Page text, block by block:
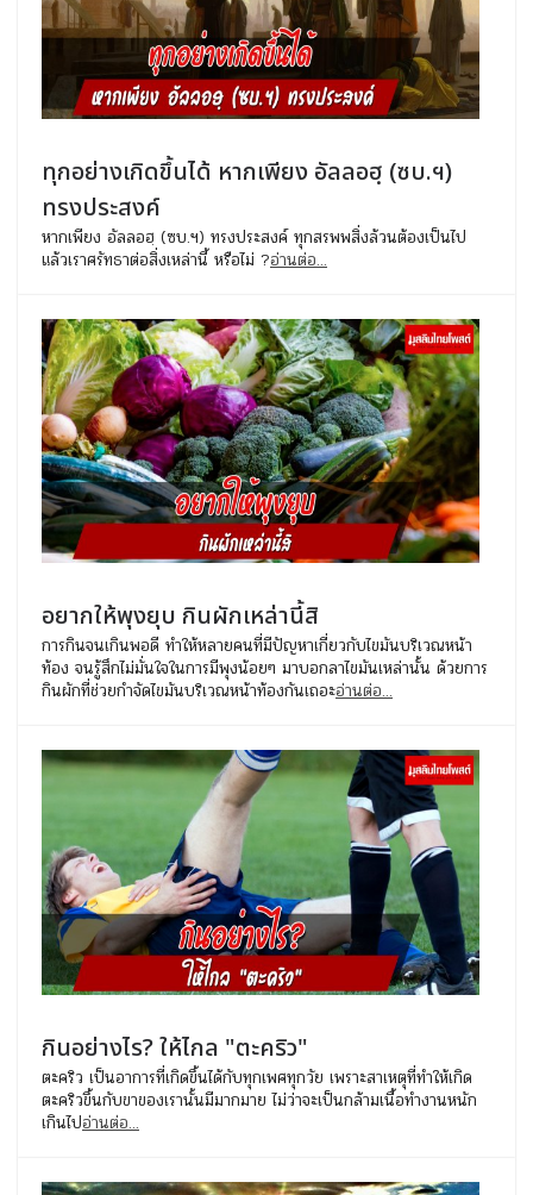
ทุกอย่างเกิดขึ้นได้ หากเพียง อัลลอฮฺ (ซบ.ฯ)
ทรงประสงค์
หากเพียง อัลลอฮฺ (ซบ.ฯ) ทรงประสงค์ ทุกสรพพสิ่งล้วนต้องเป็นไป
แล้วเราศรัทธาต่อสิ่งเหล่านี้ หรือไม่ ?อ่านต่อ...
อยากให้พุงยุบ กินผักเหล่านี้สิ
การกินจนเกินพอดี ทำให้หลายคนที่มีปัญหาเกี่ยวกับไขมันบริเวณหน้า
ท้อง จนรู้สึกไม่มั่นใจในการมีพุงน้อยๆ มาบอกลาไขมันเหล่านั้น ด้วยการ
กินผักที่ช่วยกำจัดไขมันบริเวณหน้าท้องกันเถอะอ่านต่อ...
กินอย่างไร? ให้ไกล "ตะคริว"
ตะคริว เป็นอาการที่เกิดขึ้นได้กับทุกเพศทุกวัย เพราะสาเหตุที่ทำให้เกิด
ตะคริวขึ้นกับขาของเรานั้นมีมากมาย ไม่ว่าจะเป็นกล้ามเนื้อทำงานหนัก
เกินไปอ่านต่อ...